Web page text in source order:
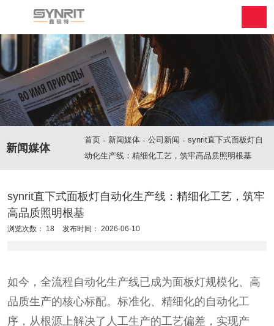
新闻媒体
首页- 新闻媒体 -公司新闻 -synrit直下式面板灯自
动化生产线：精细化工艺，筑牢高品质照明根基
synrit直下式面板灯自动化生产线：精细化工艺，筑牢
高品质照明根基
浏览次数： 18 发布时间： 2026-06-10
如今，全流程自动化生产线已成为面板灯规模化、高
品质生产的核心标配。标准化、精细化的自动化工
序，从根源上解决了人工生产的工艺偏差，实现产